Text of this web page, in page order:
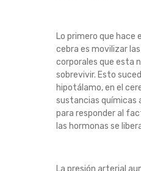
Lo primero que hace
cebra es movilizar
corporales que esta
sobrevivir. Esto
hipotálamo, en el
sustancias químicas
para responder al
las hormonas se